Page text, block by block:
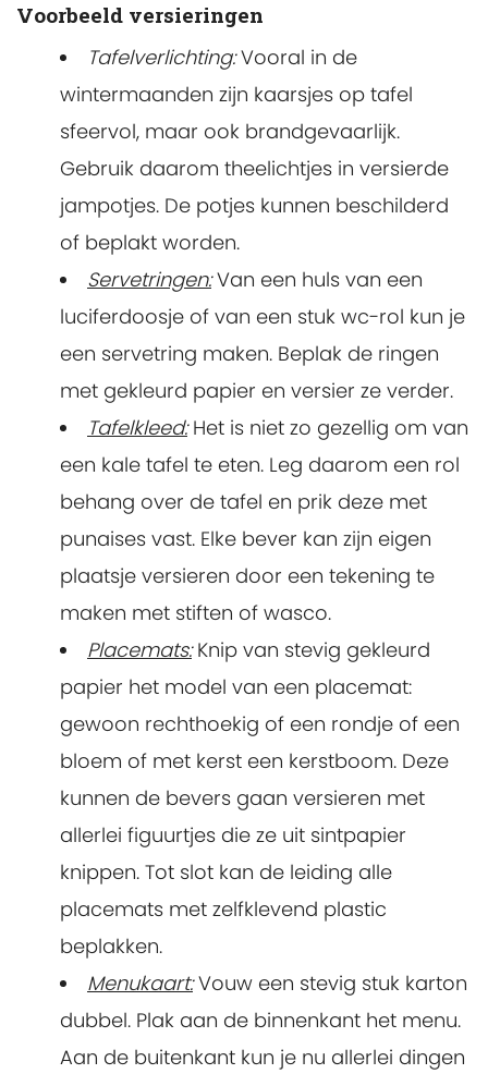
Voorbeeld versieringen
Tafelverlichting:Vooral in de
wintermaanden zijn kaarsjes op tafel
sfeervol, maar ook brandgevaarlijk.
Gebruik daarom theelichtjes in versierde
jampotjes. De potjes kunnen beschilderd
of beplakt worden.
Servetringen:Van een huls van een
luciferdoosje of van een stuk wc-rol kun je
een servetring maken. Beplak de ringen
met gekleurd papier en versier ze verder.
Tafelkleed:Het is niet zo gezellig om van
een kale tafel te eten. Leg daarom een rol
behang over de tafel en prik deze met
punaises vast. Elke bever kan zijn eigen
plaatsje versieren door een tekening te
maken met stiften of wasco.
Placemats:Knip van stevig gekleurd
papier het model van een placemat:
gewoon rechthoekig of een rondje of een
bloem of met kerst een kerstboom. Deze
kunnen de bevers gaan versieren met
allerlei figuurtjes die ze uit sintpapier
knippen. Tot slot kan de leiding alle
placemats met zelfklevend plastic
beplakken.
Menukaart:Vouw een stevig stuk karton
dubbel. Plak aan de binnenkant het menu.
Aan de buitenkant kun je nu allerlei dingen